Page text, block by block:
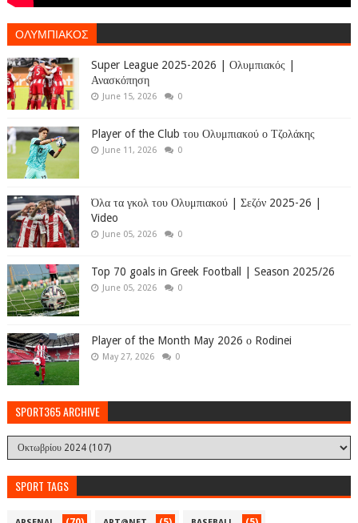
ΟΛΥΜΠΙΑΚΟΣ
Super League 2025-2026 | Ολυμπιακός |
Ανασκόπηση
June 15, 2026 0
Player of the Club του Ολυμπιακού ο Τζολάκης
June 11, 2026 0
Όλα τα γκολ του Ολυμπιακού | Σεζόν 2025-26 |
Video
June 05, 2026 0
Top 70 goals in Greek Football | Season 2025/26
June 05, 2026 0
Player of the Month May 2026 ο Rodinei
May 27, 2026 0
SPORT365 ARCHIVE
SPORT TAGS